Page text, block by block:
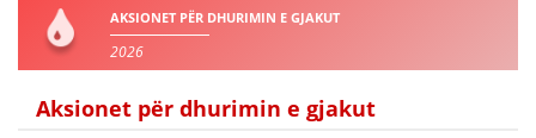
AKSIONET PËR DHURIMIN E GJAKUT
2026
Aksionet për dhurimin e gjakut